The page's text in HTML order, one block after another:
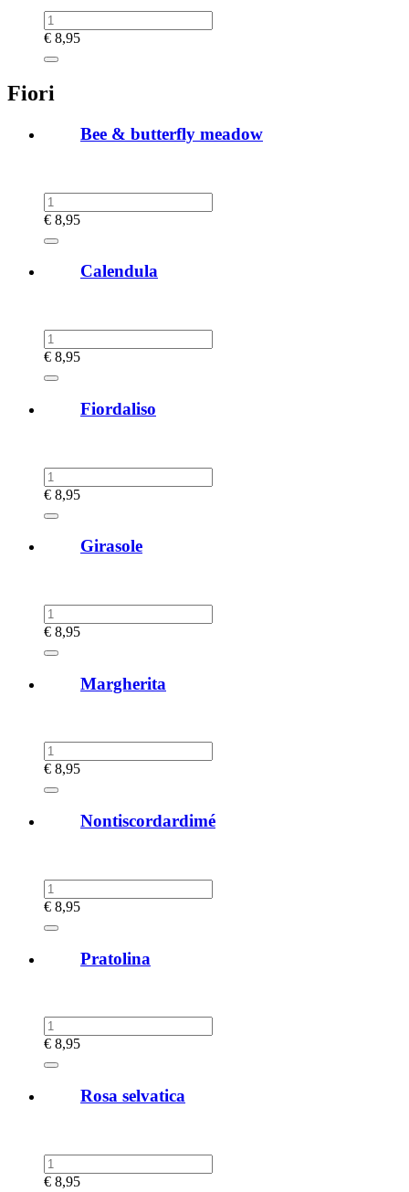
€ 8,95
Fiori
Bee & butterfly meadow
€ 8,95
Calendula
€ 8,95
Fiordaliso
€ 8,95
Girasole
€ 8,95
Margherita
€ 8,95
Nontiscordardimé
€ 8,95
Pratolina
€ 8,95
Rosa selvatica
€ 8,95